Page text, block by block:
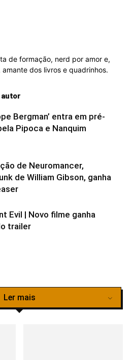
de formação, nerd por amor e,
dos livros e quadrinhos.
autor
Bergman’ entra em pré-
Pipoca e Nanquim
de Neuromancer,
de William Gibson, ganha
Evil | Novo filme ganha
trailer
Ler mais